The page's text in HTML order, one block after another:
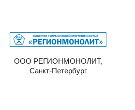
ООО РЕГИОНМОНОЛИТ,
Санкт-Петербург